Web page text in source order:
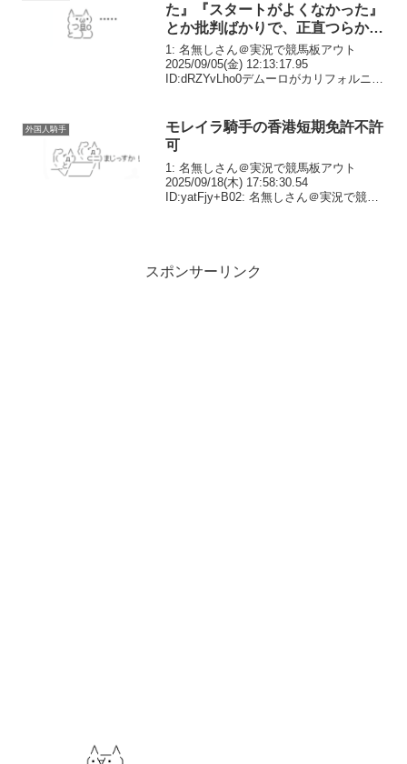
た』『スタートがよくなかった』
とか批判ばかりで、正直つらかっ
た」
1: 名無しさん＠実況で競馬板アウト
2025/09/05(金) 12:13:17.95
ID:dRZYvLho0デムーロがカリフォルニア
た。JRAではクラシック、...
外国人騎手
モレイラ騎手の香港短期免許不許
可
1: 名無しさん＠実況で競馬板アウト
2025/09/18(木) 17:58:30.54
ID:yatFjy+B02: 名無しさん＠実況で競馬
スポンサーリンク